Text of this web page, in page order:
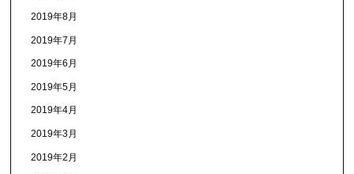
2019年8月
2019年7月
2019年6月
2019年5月
2019年4月
2019年3月
2019年2月